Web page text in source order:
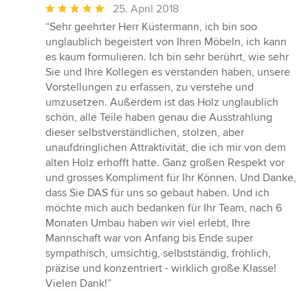
Durchschnittliche
Bewertung:
5
von
5
Sternen
25. April 2018
“Sehr geehrter Herr Küstermann, ich bin soo
unglaublich begeistert von Ihren Möbeln, ich kann
es kaum formulieren. Ich bin sehr berührt, wie sehr
Sie und Ihre Kollegen es verstanden haben, unsere
Vorstellungen zu erfassen, zu verstehe und
umzusetzen. Außerdem ist das Holz unglaublich
schön, alle Teile haben genau die Ausstrahlung
dieser selbstverständlichen, stolzen, aber
unaufdringlichen Attraktivität, die ich mir von dem
alten Holz erhofft hatte. Ganz großen Respekt vor
und grosses Kompliment für Ihr Können. Und Danke,
dass Sie DAS für uns so gebaut haben. Und ich
möchte mich auch bedanken für Ihr Team, nach 6
Monaten Umbau haben wir viel erlebt, Ihre
Mannschaft war von Anfang bis Ende super
sympathisch, umsichtig, selbstständig, fröhlich,
präzise und konzentriert - wirklich große Klasse!
Vielen Dank!”